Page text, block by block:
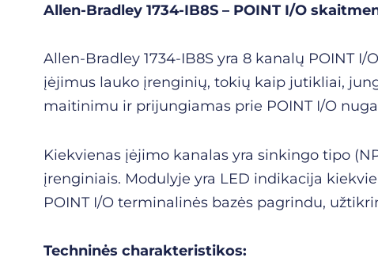
Allen-Bradley 1734-IB8S – POINT I/O
Allen-Bradley 1734-IB8S yra 8 kanalų POINT
įėjimus lauko įrenginių, tokių kaip jutikliai,
maitinimu ir prijungiamas prie POINT I/O
Kiekvienas įėjimo kanalas yra sinkingo tipo
įrenginiais. Modulyje yra LED indikacija
POINT I/O terminalinės bazės pagrindu,
Techninės charakteristikos: